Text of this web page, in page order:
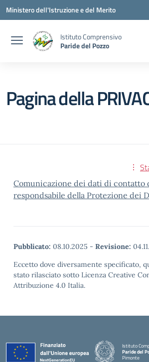
Vai ai contenuti
Vai al menu di navigazione
Vai al footer
Ministero dell'Istruzione e del Merito
Istituto Comprensivo
Paride del Pozzo
Pagina della
Comunicazione dei dati di contatto
respondsabile della Protezione dei
Pubblicato: 08.10.2025 - Revisione:
Eccetto dove diversamente specificato,
stato rilasciato sotto Licenza Creative
Attribuzione 4.0 Italia.
Istituto
Paride del
Pimonte